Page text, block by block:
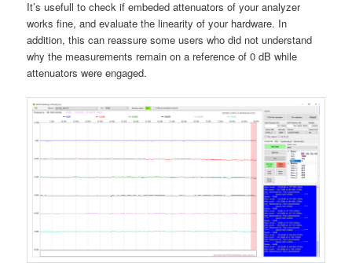
It’s usefull to check if embeded attenuators of your analyzer
works fine, and evaluate the linearity of your hardware. In
addition, this can reassure some users who did not understand
why the measurements remain on a reference of 0 dB while
attenuators were engaged.